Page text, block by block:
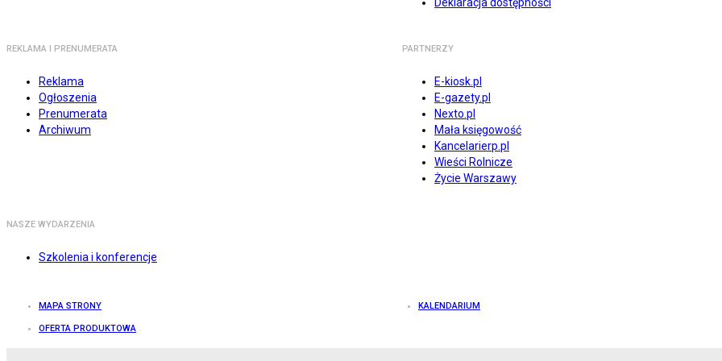
REKLAMA I PRENUMERATA
Reklama
Ogłoszenia
Prenumerata
Archiwum
PARTNERZY
E-kiosk.pl
E-gazety.pl
Nexto.pl
Mała księgowość
Kancelarierp.pl
Wieści Rolnicze
Życie Warszawy
NASZE WYDARZENIA
Szkolenia i konferencje
MAPA STRONY KALENDARIUM
OFERTA PRODUKTOWA